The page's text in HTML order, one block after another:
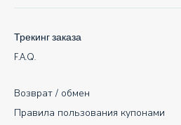
Возврат / обмен
Правила пользования купонами
Трекинг заказа
F.A.Q.